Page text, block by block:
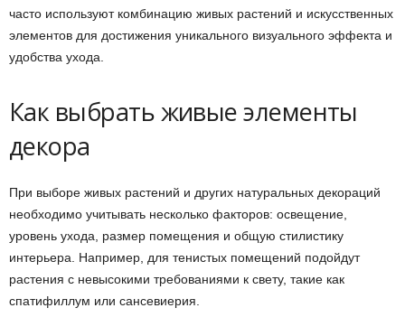
часто используют комбинацию живых растений и искусственных
элементов для достижения уникального визуального эффекта и
удобства ухода.
Как выбрать живые элементы
декора
При выборе живых растений и других натуральных декораций
необходимо учитывать несколько факторов: освещение,
уровень ухода, размер помещения и общую стилистику
интерьера. Например, для тенистых помещений подойдут
растения с невысокими требованиями к свету, такие как
спатифиллум или сансевиерия.